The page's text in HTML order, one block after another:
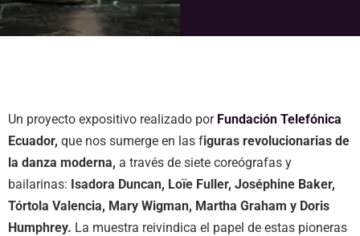
Un proyecto expositivo realizado porFundación Telefónica
Ecuador, que nos sumerge en las figuras revolucionarias de
la danza moderna, a través de siete coreógrafas y
bailarinas: Isadora Duncan, Loïe Fuller, Joséphine Baker,
Tórtola Valencia, Mary Wigman, Martha Graham y Doris
Humphrey. La muestra reivindica el papel de estas pioneras